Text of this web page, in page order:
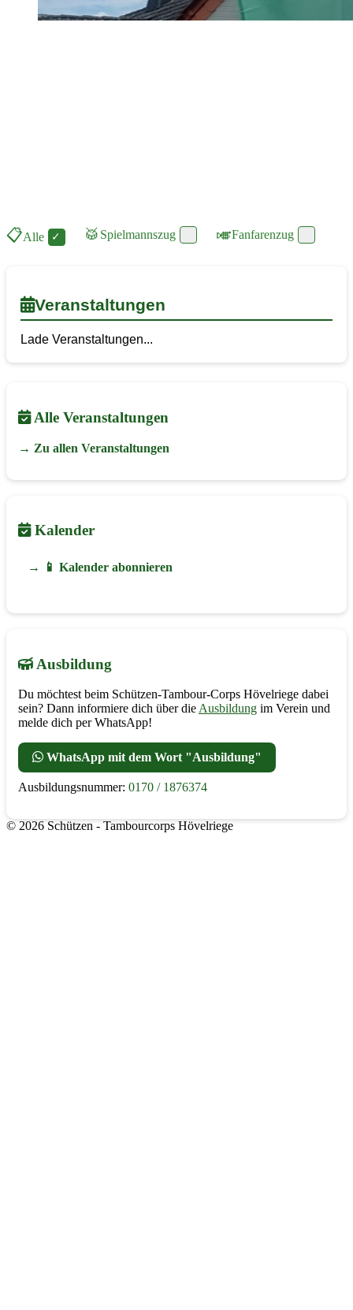
📋Alle 🥁 Spielmannszug 🎺Fanfarenzug
Veranstaltungen
Lade Veranstaltungen...
Alle Veranstaltungen
→ Zu allen Veranstaltungen
Kalender
→ 📱 Kalender abonnieren
Ausbildung
Du möchtest beim Schützen-Tambour-Corps Hövelriege dabei
sein? Dann informiere dich über die Ausbildung im Verein und
melde dich per WhatsApp!
WhatsApp mit dem Wort "Ausbildung"
Ausbildungsnummer: 0170 / 1876374
© 2026 Schützen - Tambourcorps Hövelriege